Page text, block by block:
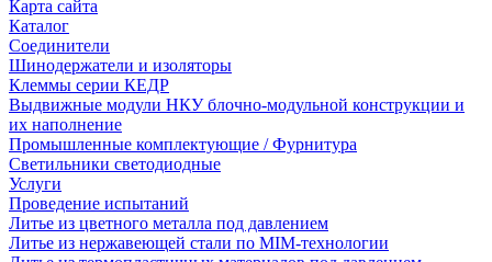
Карта сайта
Каталог
Соединители
Шинодержатели и изоляторы
Клеммы серии КЕДР
Выдвижные модули НКУ блочно-модульной конструкции и
их наполнение
Промышленные комплектующие / Фурнитура
Светильники светодиодные
Услуги
Проведение испытаний
Литье из цветного металла под давлением
Литье из нержавеющей стали по MIM-технологии